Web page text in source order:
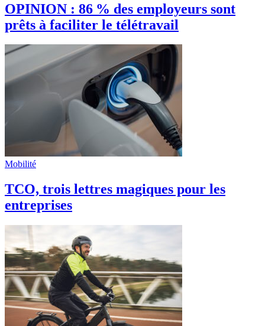
OPINION : 86 % des employeurs sont
prêts à faciliter le télétravail
Mobilité
TCO, trois lettres magiques pour les
entreprises